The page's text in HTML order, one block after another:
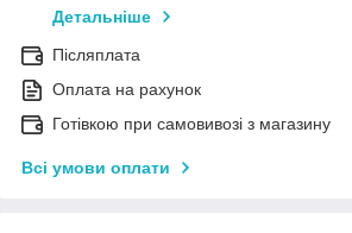
Детальніше
Післяплата
Оплата на рахунок
Готівкою при самовивозі з магазину
Всі умови оплати